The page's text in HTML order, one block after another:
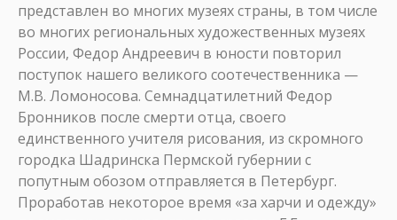
представлен во многих музеях страны, в том числе
во многих региональных художественных музеях
России, Федор Андреевич в юности повторил
поступок нашего великого соотечественника —
М.В. Ломоносова. Семнадцатилетний Федор
Бронников после смерти отца, своего
единственного учителя рисования, из скромного
городка Шадринска Пермской губернии с
попутным обозом отправляется в Петербург.
Проработав некоторое время «за харчи и одежду»